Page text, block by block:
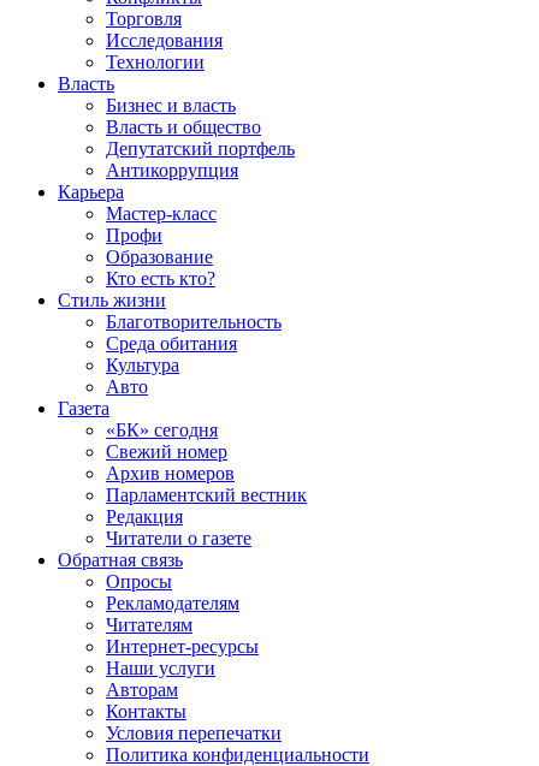
Торговля
Исследования
Технологии
Власть
Бизнес и власть
Власть и общество
Депутатский портфель
Антикоррупция
Карьера
Мастер-класс
Профи
Образование
Кто есть кто?
Стиль жизни
Благотворительность
Среда обитания
Культура
Авто
Газета
«БК» сегодня
Свежий номер
Архив номеров
Парламентский вестник
Редакция
Читатели о газете
Обратная связь
Опросы
Рекламодателям
Читателям
Интернет-ресурсы
Наши услуги
Авторам
Контакты
Условия перепечатки
Политика конфиденциальности